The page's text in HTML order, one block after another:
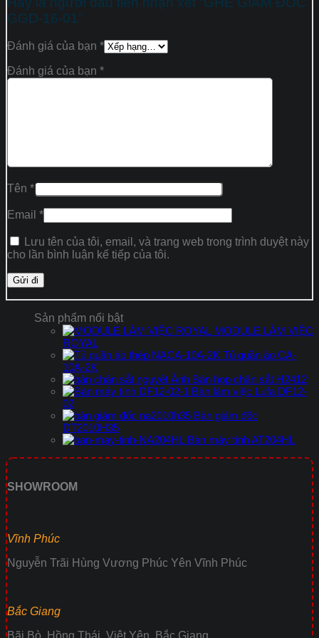
GGD-16-01”
Đánh giá của bạn *
Đánh giá của bạn *
Tên *
Email *
Lưu tên của tôi, email, và trang web trong trình duyệt này
cho lần bình luận kế tiếp của tôi.
Sản phẩm nổi bật
MODULE LÀM VIỆC
ROYAL
Tủ quần áo CA-
10A-2K
Bàn họp chân sắt H2412
Bàn làm việc Lufa DF12-
02
Bàn giám đốc
DT2010H35
Bàn máy tính AT204HL
SHOWROOM
Vĩnh Phúc
Nguyễn Trãi Hùng Vương Phúc Yên Vĩnh Phúc
Bắc Giang